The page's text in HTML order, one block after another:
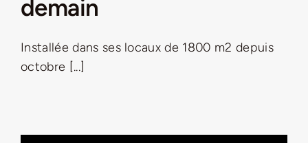
demain
Installée dans ses locaux de 1800 m2 depuis
octobre [...]